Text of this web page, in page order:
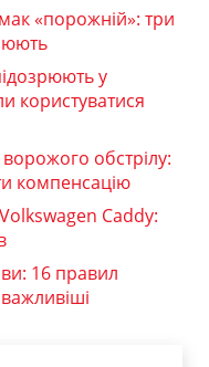
«порожній»: три
у
користуватися
обстрілу:
компенсацію
Caddy:
16 правил